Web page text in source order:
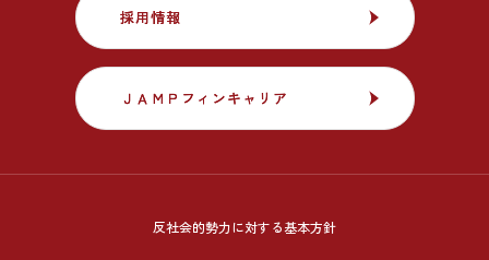
採用情報
採用情報
ＪＡＭＰフィンキャリア
ＪＡＭＰフィンキャリア
反社会的勢力に対する基本方針